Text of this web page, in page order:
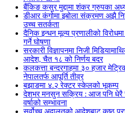
बैंकिङ कसुर मुद्दामा शंकर ग्रुपका
डीआर कंगोमा इबोला संक्रमण अझै
उच्च सतर्कता
दैनिक इन्धन मूल्य प्रणालीको
गर्ने घोषणा
सरकारी विज्ञापनमा निजी
आदेश, चैत १८ को निर्णय बदर
कलकत्ता बन्दरगाहमा ३० हजार
नेपालतर्फ आपूर्ति तीव्र
बझाङमा ४.२ रेक्टर स्केलको भूकम्प
देशभर मनसुन सक्रिय : आज पनि धेरै
वर्षाको सम्भावना
सर्वोच्च अदालतको आदेशबाट कुष्ठ